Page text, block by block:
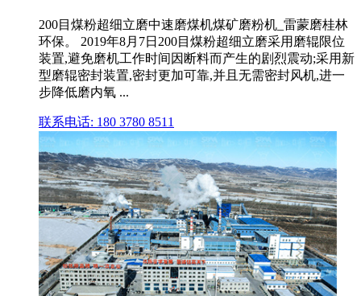
200目煤粉超细立磨中速磨煤机煤矿磨粉机_雷蒙磨桂林
环保。 2019年8月7日200目煤粉超细立磨采用磨辊限位
装置,避免磨机工作时间因断料而产生的剧烈震动;采用新
型磨辊密封装置,密封更加可靠,并且无需密封风机,进一
步降低磨内氧 ...
联系电话: 180 3780 8511